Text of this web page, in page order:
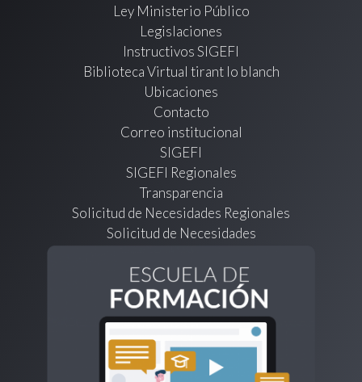
Ley Ministerio Público
Legislaciones
Instructivos SIGEFI
Biblioteca Virtual tirant lo blanch
Ubicaciones
Contacto
Correo institucional
SIGEFI
SIGEFI Regionales
Transparencia
Solicitud de Necesidades Regionales
Solicitud de Necesidades